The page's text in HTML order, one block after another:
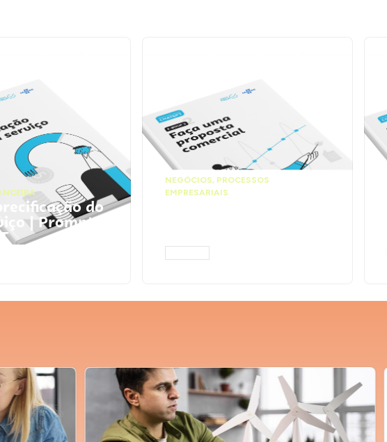
do
| Prompts
NEGÓCIOS, PROCESSOS
EMPRESARIAIS